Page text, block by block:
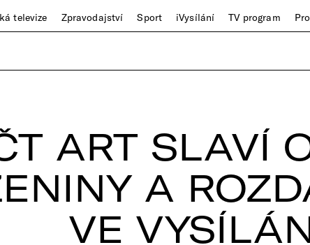
televize Zpravodajství Sport iVysílání TV program
ART SLAVÍ
A
VE